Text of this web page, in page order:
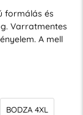
formálás és
Varratmentes
A mell
BODZA 4XL